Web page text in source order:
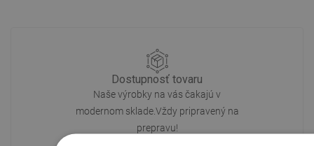
Dostupnosť tovaru
Naše výrobky na vás čakajú v
modernom sklade.Vždy pripravený na
prepravu!